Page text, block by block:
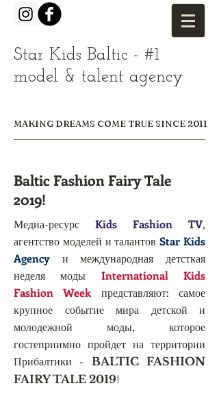
Star Kids Baltic - #1
model & talent agency
MAKING DREAMS COME TRUE SINCE 2011
Baltic Fashion Fairy Tale
2019!
Медиа-ресурс Kids Fashion TV,
агентство моделей и талантовStar Kids
Agency и международная детсткая
неделя моды International Kids
Fashion Weekпредставляют: самое
крупное событие мира детской и
молодежной моды, которое
гостеприимно пройдет на территории
Прибалтики - BALTIC FASHION
FAIRY TALE 2019!